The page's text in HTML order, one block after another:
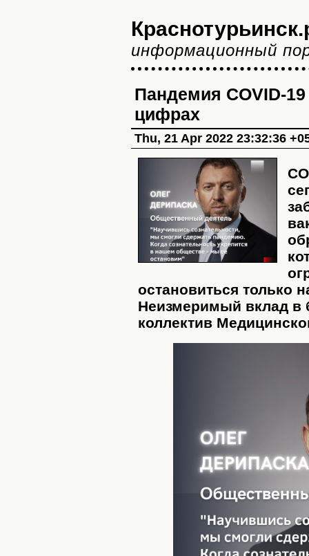
информационный
Пандемия COVID-
цифрах
Thu, 21 Apr 2022 23:32:36
остановиться только
Неизмеримый вклад в
коллектив